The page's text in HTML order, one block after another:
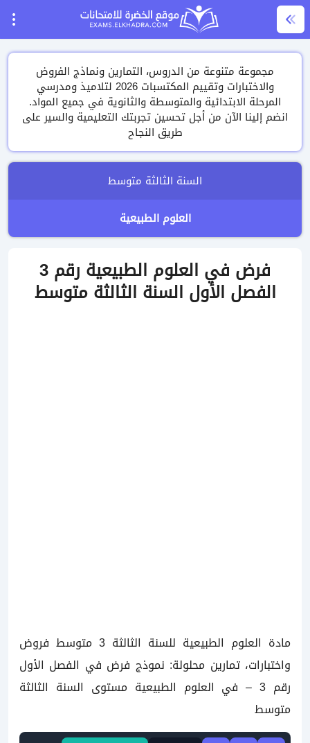
مجموعة متنوعة من الدروس، التمارين ونماذج الفروض
والاختبارات وتقييم المكتسبات 2026 لتلاميذ ومدرسي
المرحلة الابتدائية والمتوسطة والثانوية في جميع المواد.
انضم إلينا الآن من أجل تحسين تجربتك التعليمية والسير على
طريق النجاح
السنة الثالثة متوسط
العلوم الطبيعية
فرض في العلوم الطبيعية رقم 3
الفصل الأول السنة الثالثة متوسط
مادة العلوم الطبيعية للسنة الثالثة 3 متوسط فروض
واختبارات، تمارين محلولة: نموذج فرض في الفصل الأول
رقم 3 – في العلوم الطبيعية مستوى السنة الثالثة
متوسط